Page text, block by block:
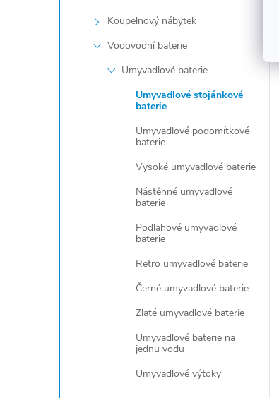
Koupelnový nábytek
Vodovodní baterie
Umyvadlové baterie
Umyvadlové stojánkové
baterie
Umyvadlové podomítkové
baterie
Vysoké umyvadlové baterie
Nástěnné umyvadlové
baterie
Podlahové umyvadlové
baterie
Retro umyvadlové baterie
Černé umyvadlové baterie
Zlaté umyvadlové baterie
Umyvadlové baterie na
jednu vodu
Umyvadlové výtoky